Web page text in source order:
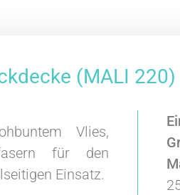
(MALI 220)
Vlies,
für den
Einsatz.